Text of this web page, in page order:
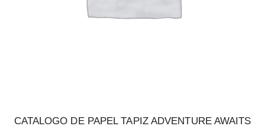
CATALOGO DE PAPEL TAPIZ ADVENTURE AWAITS